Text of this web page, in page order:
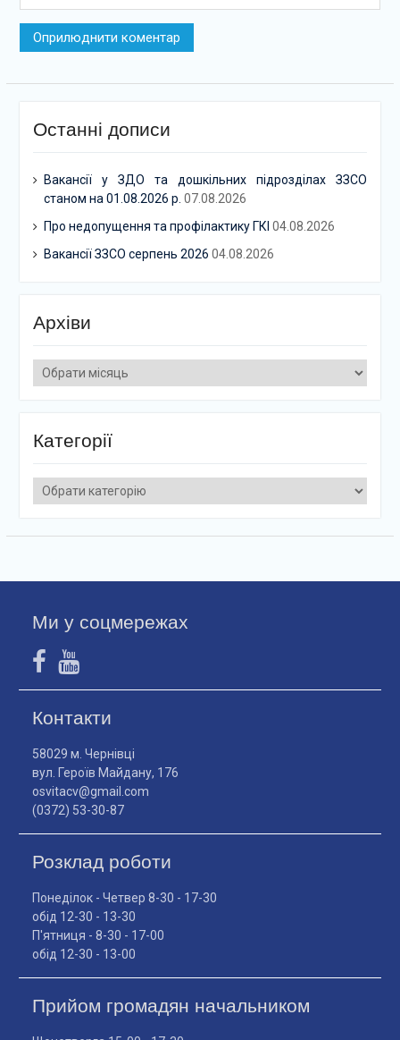
Останні дописи
Вакансії у ЗДО та дошкільних підрозділах ЗЗСО
станом на 01.08.2026 р. 07.08.2026
Про недопущення та профілактику ГКІ 04.08.2026
Вакансії ЗЗСО серпень 2026 04.08.2026
Архіви
Архіви
Категорії
Категорії
Ми у соцмережах
Контакти
58029 м. Чернівці
вул. Героїв Майдану, 176
osvitacv@gmail.com
(0372) 53-30-87
Розклад роботи
Понеділок - Четвер 8-30 - 17-30
обід 12-30 - 13-30
П'ятниця - 8-30 - 17-00
обід 12-30 - 13-00
Прийом громадян начальником